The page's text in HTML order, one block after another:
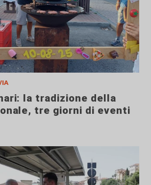
la tradizione della
tre giorni di eventi